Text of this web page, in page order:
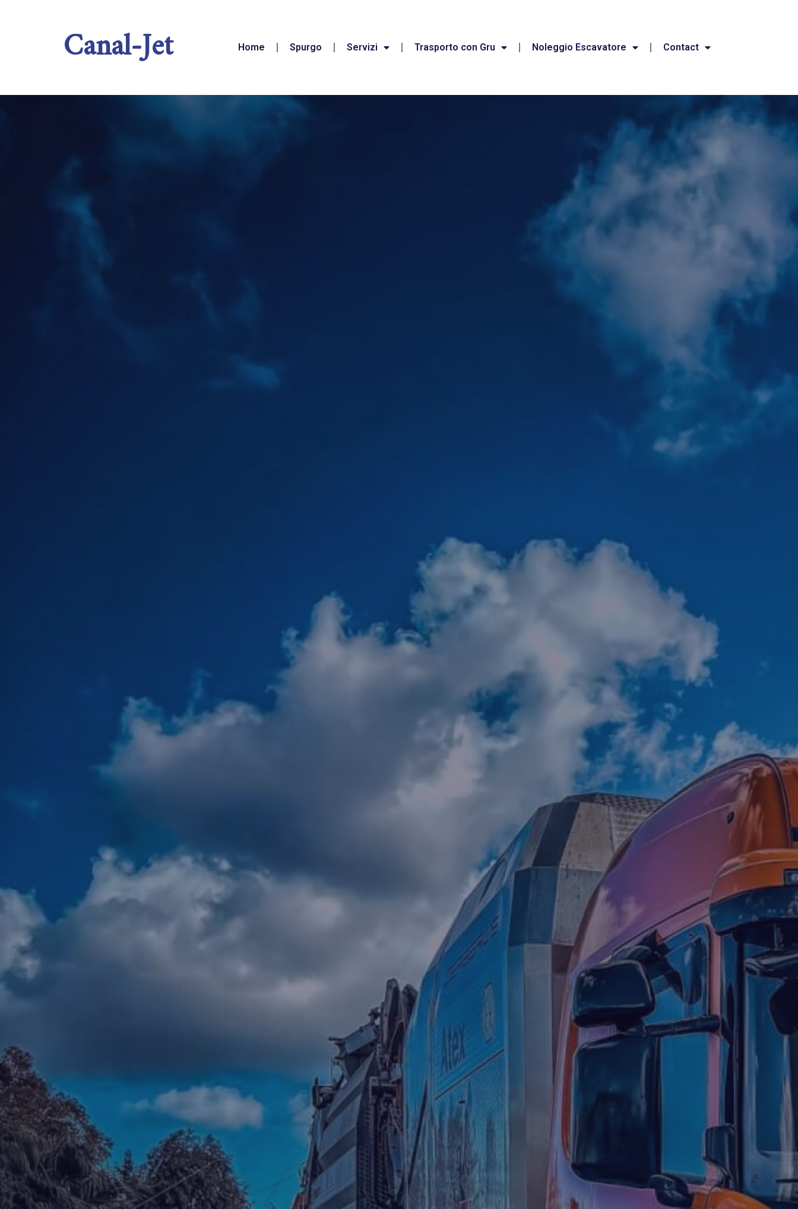
Canal-Jet Home Spurgo Servizi Trasporto con Gru Noleggio Escavatore Contact